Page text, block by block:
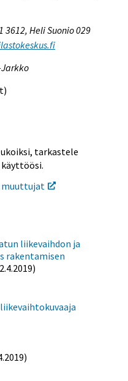
3612, Heli Suonio 029
tarkastele
muuttujat
liikevaihdon ja
rakentamisen